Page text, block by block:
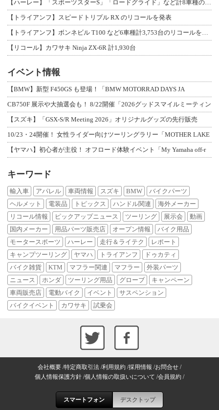
【トライアンフ】スピードトリプル RX のリコールを発表
【リコール】カワサキ Ninja ZX-6R 計1,930台
イベント情報
【BMW】新型 F450GS も登場！「BMW MOTORRAD DAYS JA
CB750F 展示や大抽選会も！ 8/22開催「2026グッドスマイルミーティン
【スズキ】「GSX-S/R Meeting 2026」オリジナルグッズの先行販売
10/23・24開催！ 女性ライダー向けツーリングラリー「MOTHER LAKE
【ヤマハ】初心者が主役！ オフロード体験イベント「My Yamaha off-r
キーワード
輸入車 アパレル 車両情報 スズキ BMW
バイクパーツ
ヘルメット
電装品 トピックス ハンドル関連
海外メーカー
リコール情報
ピックアップニュース ツーリング 展示会
動画
国内メーカー
用品パーツ販売店 オープン情報
バイク用品
モータースポーツ
ハーレー 走行＆ライテク
レポート
キャンプツーリング
ヤマハ トライアンフ
ドゥカティ
バイク雑貨
KTM マフラー関連 マフラー
外装パーツ
ニュース
ホンダ ツーリング用品 グローブ
キャンペーン
車両販売店
電動バイク イベント
サスペンション
バイクイベント
カワサキ 試乗会
会社概要 特定商取引法 利用規約 採用情報 お問合せ
個人情報保護方針 個人情報の取扱いについて 会員規約
スマートフォン デスクトップ